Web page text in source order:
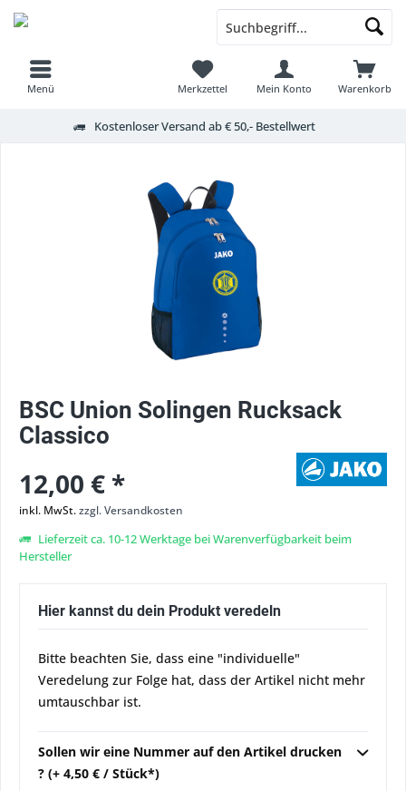
Menü Warenkorb
Merkzettel Mein Konto
Kostenloser Versand ab € 50,- Bestellwert
BSC Union Solingen Rucksack
Classico
12,00 € *
inkl. MwSt.zzgl. Versandkosten
Lieferzeit ca. 10-12 Werktage bei Warenverfügbarkeit beim
Hersteller
Hier kannst du dein Produkt veredeln
Bitte beachten Sie, dass eine "individuelle"
Veredelung zur Folge hat, dass der Artikel nicht mehr
umtauschbar ist.
Sollen wir eine Nummer auf den Artikel drucken
? (+ 4,50 € / Stück*)